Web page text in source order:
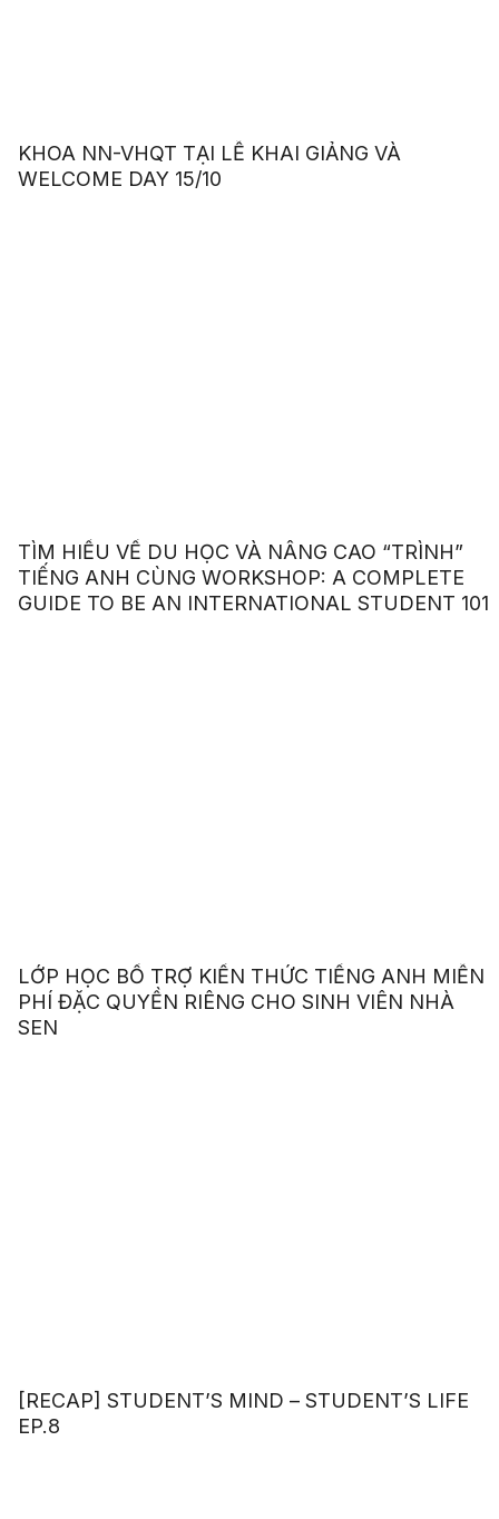
KHOA NN-VHQT TẠI LỄ KHAI GIẢNG VÀ
WELCOME DAY 15/10
TÌM HIỂU VỀ DU HỌC VÀ NÂNG CAO “TRÌNH”
TIẾNG ANH CÙNG WORKSHOP: A COMPLETE
GUIDE TO BE AN INTERNATIONAL STUDENT 101
LỚP HỌC BỔ TRỢ KIẾN THỨC TIẾNG ANH MIỄN
PHÍ ĐẶC QUYỀN RIÊNG CHO SINH VIÊN NHÀ
SEN
[RECAP] STUDENT’S MIND – STUDENT’S LIFE
EP.8